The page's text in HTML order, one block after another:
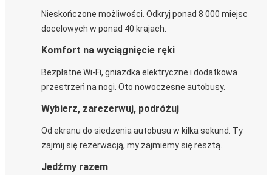
Nieskończone możliwości. Odkryj ponad 8 000 miejsc
docelowych w ponad 40 krajach.
Komfort na wyciągnięcie ręki
Bezpłatne Wi-Fi, gniazdka elektryczne i dodatkowa
przestrzeń na nogi. Oto nowoczesne autobusy.
Wybierz, zarezerwuj, podróżuj
Od ekranu do siedzenia autobusu w kilka sekund. Ty
zajmij się rezerwacją, my zajmiemy się resztą.
Jedźmy razem